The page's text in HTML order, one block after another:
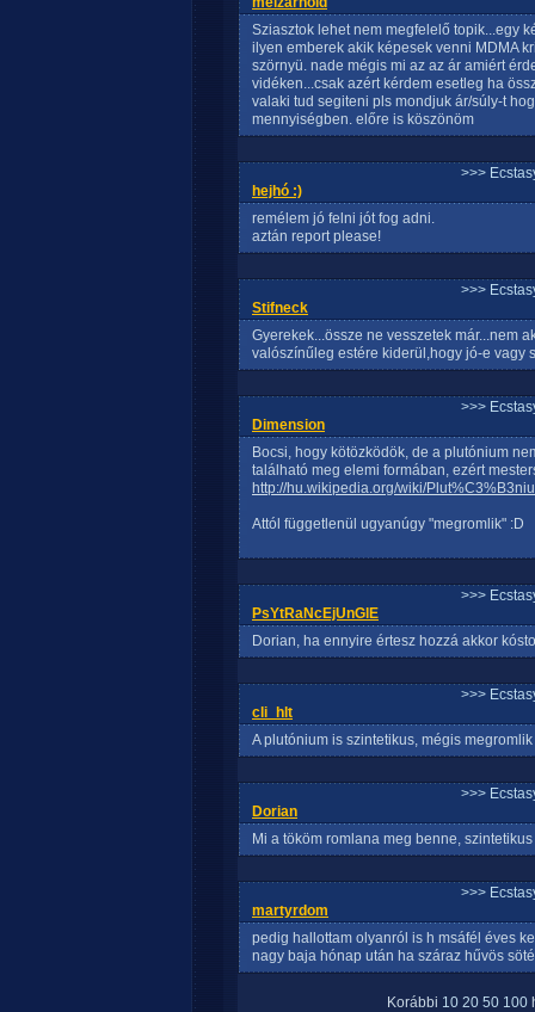
Sziasztok lehet nem megfelelő topik...egy
ilyen emberek akik képesek venni MDMA
szörnyü. nade mégis mi az az ár amiért
vidéken...csak azért kérdem esetleg ha
valaki tud segiteni pls mondjuk ár/súly-t
mennyiségben. előre is köszönöm
>>>
hejhó :)
remélem jó felni jót fog adni.
aztán report please!
>>>
Stifneck
Gyerekek...össze ne vesszetek már...nem
valószínűleg estére kiderül,hogy jó-e vagy
>>>
Dimension
Bocsi, hogy kötözködök, de a plutónium
található meg elemi formában, ezért
http://hu.wikipedia.org/wiki/
Attól függetlenül ugyanúgy "megromlik" :D
>>>
PsYtRaNcEjUnGlE
Dorian, ha ennyire értesz hozzá akkor
>>>
cli_hlt
A plutónium is szintetikus, mégis megromlik
>>>
Dorian
Mi a tököm romlana meg benne,
>>>
martyrdom
pedig hallottam olyanról is h msáfél éves
nagy baja hónap után ha száraz hűvös
Korábbi 10 20 50 100